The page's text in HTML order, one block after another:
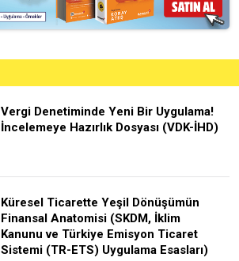
Vergi Denetiminde Yeni Bir Uygulama!
İncelemeye Hazırlık Dosyası (VDK-İHD)
Küresel Ticarette Yeşil Dönüşümün
Finansal Anatomisi (SKDM, İklim
Kanunu ve Türkiye Emisyon Ticaret
Sistemi (TR-ETS) Uygulama Esasları)